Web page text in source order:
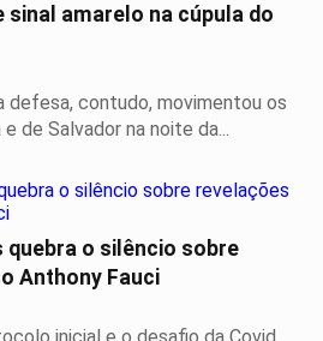
sinal amarelo na cúpula do
defesa, contudo, movimentou os
de Salvador na noite da...
quebra o silêncio sobre
revelações do Caso Anthony Fauci